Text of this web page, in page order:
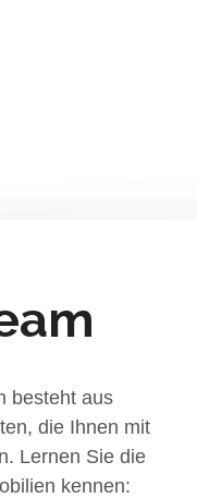
besteht aus
die Ihnen mit
Lernen Sie die
kennen: